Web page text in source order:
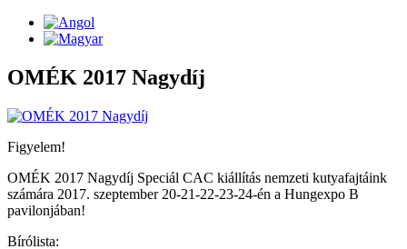
OMÉK 2017 Nagydíj
Figyelem!
OMÉK 2017 Nagydíj Speciál CAC kiállítás nemzeti kutyafajtáink
számára 2017. szeptember 20-21-22-23-24-én a Hungexpo B
pavilonjában!
Bírólista: